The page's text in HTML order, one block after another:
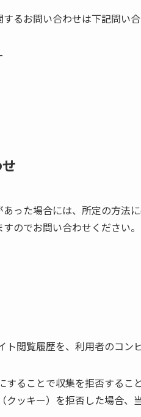
るお問い合わせは下記問い
った場合には、所定の方法
のでお問い合わせください。
閲覧履歴を、利用者のコン
ることで収集を拒否するこ
ッキー）を拒否した場合、